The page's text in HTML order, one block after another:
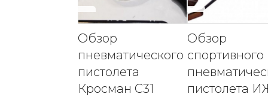
Обзор
пневматического
пистолета
Кросман С31
Обзор
спортивного
пистолета